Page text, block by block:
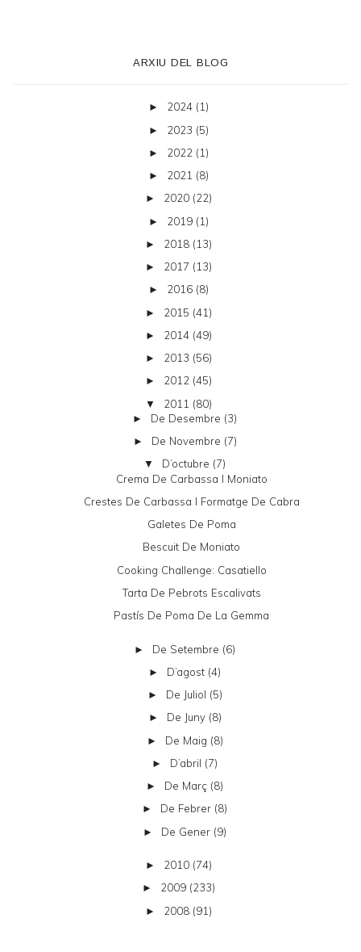
ARXIU DEL BLOG
► 2024 (1)
► 2023 (5)
► 2022 (1)
► 2021 (8)
► 2020 (22)
► 2019 (1)
► 2018 (13)
► 2017 (13)
► 2016 (8)
► 2015 (41)
► 2014 (49)
► 2013 (56)
► 2012 (45)
▼ 2011 (80)
► De Desembre (3)
► De Novembre (7)
▼ D’octubre (7)
Crema De Carbassa I Moniato
Crestes De Carbassa I Formatge De Cabra
Galetes De Poma
Bescuit De Moniato
Cooking Challenge: Casatiello
Tarta De Pebrots Escalivats
Pastís De Poma De La Gemma
► De Setembre (6)
► D’agost (4)
► De Juliol (5)
► De Juny (8)
► De Maig (8)
► D’abril (7)
► De Març (8)
► De Febrer (8)
► De Gener (9)
► 2010 (74)
► 2009 (233)
► 2008 (91)